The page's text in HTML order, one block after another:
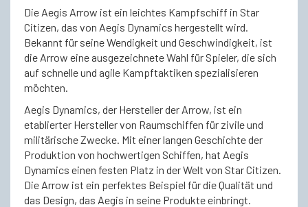
Die Aegis Arrow ist ein leichtes Kampfschiff in Star
Citizen, das von Aegis Dynamics hergestellt wird.
Bekannt für seine Wendigkeit und Geschwindigkeit, ist
die Arrow eine ausgezeichnete Wahl für Spieler, die sich
auf schnelle und agile Kampftaktiken spezialisieren
möchten.
Aegis Dynamics, der Hersteller der Arrow, ist ein
etablierter Hersteller von Raumschiffen für zivile und
militärische Zwecke. Mit einer langen Geschichte der
Produktion von hochwertigen Schiffen, hat Aegis
Dynamics einen festen Platz in der Welt von Star Citizen.
Die Arrow ist ein perfektes Beispiel für die Qualität und
das Design, das Aegis in seine Produkte einbringt.